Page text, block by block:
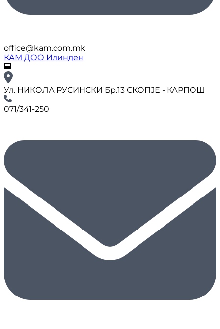
office@kam.com.mk
КАМ ДОО Илинден
🏢
Ул. НИКОЛА РУСИНСКИ Бр.13 СКОПЈЕ - КАРПОШ
071/341-250